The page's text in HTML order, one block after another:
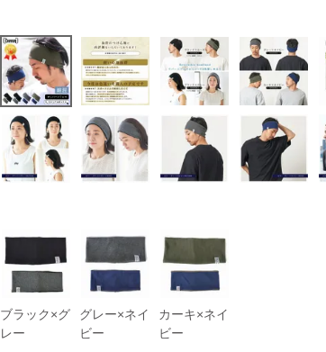
ブラック×グ
レー
グレー×ネイ
ビー
カーキ×ネイ
ビー